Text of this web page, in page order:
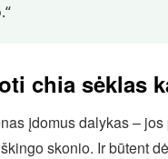
chia sėklas
įdomus dalykas –
skonio. Ir būtent